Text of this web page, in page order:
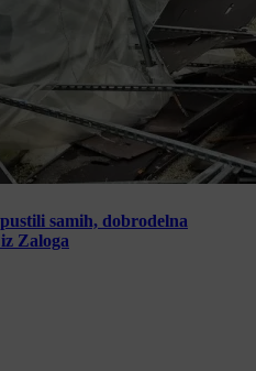
samih, dobrodelna
Zaloga